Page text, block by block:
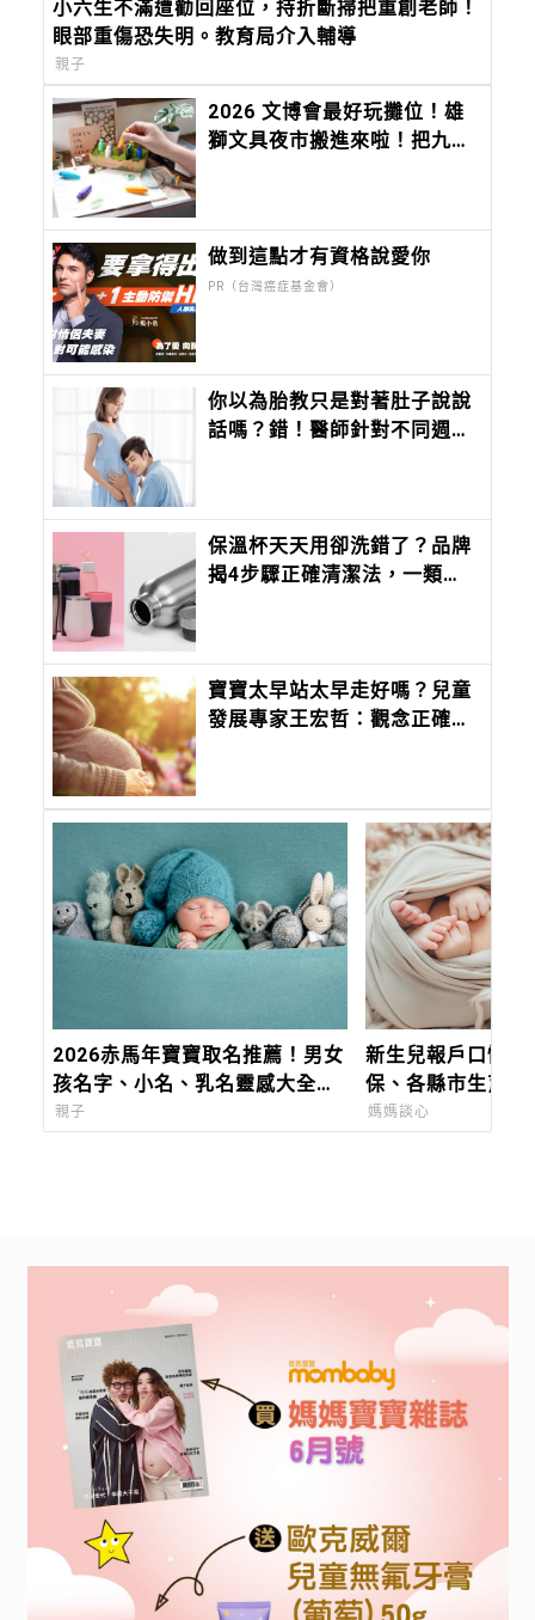
小六生不滿遭勸回座位，持折斷掃把重創老師！
眼部重傷恐失明。教育局介入輔導
親子
2026 文博會最好玩攤位！雄
獅文具夜市搬進來啦！把九層
做到這點才有資格說愛你
PR（台灣癌症基金會）
你以為胎教只是對著肚子說說
話嗎？錯！醫師針對不同週數
保溫杯天天用卻洗錯了？品牌
揭4步驟正確清潔法，一類刷
寶寶太早站太早走好嗎？兒童
發展專家王宏哲：觀念正確才
2026赤馬年寶寶取名推薦！男女
孩名字、小名、乳名靈感大全，
切記不要「這六個」部首
親子
新生兒報戶口懶人
保、各縣市生育補
媽媽談心